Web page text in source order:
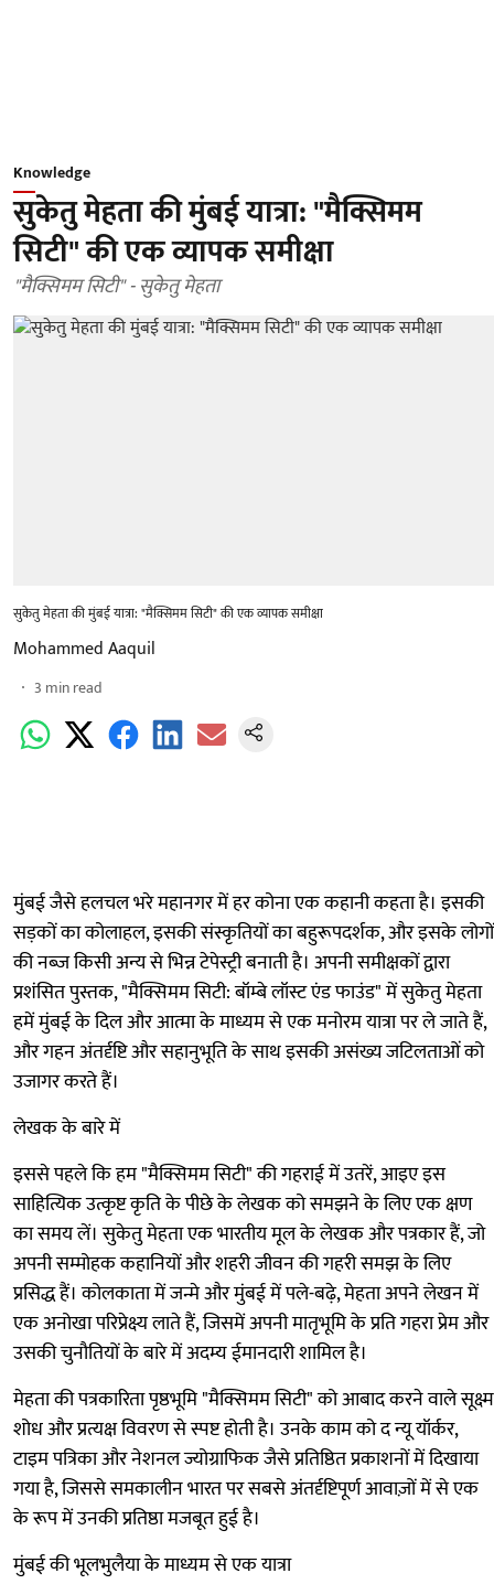
Knowledge
सुकेतु मेहता की मुंबई यात्रा: "मैक्सिमम
सिटी" की एक व्यापक समीक्षा
"मैक्सिमम सिटी" - सुकेतु मेहता
सुकेतु मेहता की मुंबई यात्रा: "मैक्सिमम सिटी" की एक व्यापक समीक्षा
Mohammed Aaquil
3 min read
मुंबई जैसे हलचल भरे महानगर में हर कोना एक कहानी कहता है। इसकी
सड़कों का कोलाहल, इसकी संस्कृतियों का बहुरूपदर्शक, और इसके लोगों
की नब्ज किसी अन्य से भिन्न टेपेस्ट्री बनाती है। अपनी समीक्षकों द्वारा
प्रशंसित पुस्तक, "मैक्सिमम सिटी: बॉम्बे लॉस्ट एंड फाउंड" में सुकेतु मेहता
हमें मुंबई के दिल और आत्मा के माध्यम से एक मनोरम यात्रा पर ले जाते हैं,
और गहन अंतर्दृष्टि और सहानुभूति के साथ इसकी असंख्य जटिलताओं को
उजागर करते हैं।
लेखक के बारे में
इससे पहले कि हम "मैक्सिमम सिटी" की गहराई में उतरें, आइए इस
साहित्यिक उत्कृष्ट कृति के पीछे के लेखक को समझने के लिए एक क्षण
का समय लें। सुकेतु मेहता एक भारतीय मूल के लेखक और पत्रकार हैं, जो
अपनी सम्मोहक कहानियों और शहरी जीवन की गहरी समझ के लिए
प्रसिद्ध हैं। कोलकाता में जन्मे और मुंबई में पले-बढ़े, मेहता अपने लेखन में
एक अनोखा परिप्रेक्ष्य लाते हैं, जिसमें अपनी मातृभूमि के प्रति गहरा प्रेम और
उसकी चुनौतियों के बारे में अदम्य ईमानदारी शामिल है।
मेहता की पत्रकारिता पृष्ठभूमि "मैक्सिमम सिटी" को आबाद करने वाले सूक्ष्म
शोध और प्रत्यक्ष विवरण से स्पष्ट होती है। उनके काम को द न्यू यॉर्कर,
टाइम पत्रिका और नेशनल ज्योग्राफिक जैसे प्रतिष्ठित प्रकाशनों में दिखाया
गया है, जिससे समकालीन भारत पर सबसे अंतर्दृष्टिपूर्ण आवाज़ों में से एक
के रूप में उनकी प्रतिष्ठा मजबूत हुई है।
मुंबई की भूलभुलैया के माध्यम से एक यात्रा